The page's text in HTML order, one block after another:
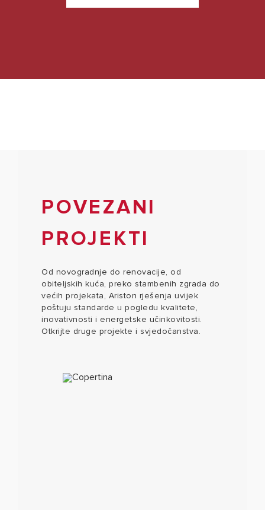
POVEZANI
PROJEKTI
Od novogradnje do renovacije, od
obiteljskih kuća, preko stambenih zgrada do
većih projekata, Ariston rješenja uvijek
poštuju standarde u pogledu kvalitete,
inovativnosti i energetske učinkovitosti.
Otkrijte druge projekte i svjedočanstva.